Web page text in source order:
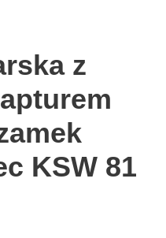
z
KSW 81